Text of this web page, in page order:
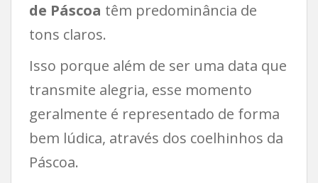
de Páscoa têm predominância de
tons claros.
Isso porque além de ser uma data que
transmite alegria, esse momento
geralmente é representado de forma
bem lúdica, através dos coelhinhos da
Páscoa.